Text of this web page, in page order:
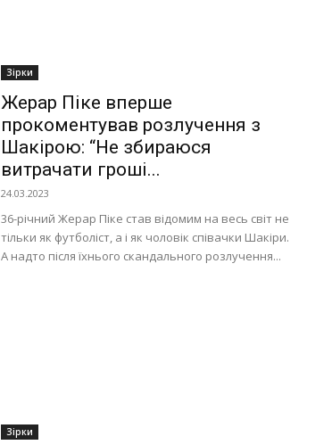
Зірки
Жерар Піке вперше
прокоментував розлучення з
Шакірою: “Не збираюся
витрачати гроші...
24.03.2023
36-річний Жерар Піке став відомим на весь світ не
тільки як футболіст, а і як чоловік співачки Шакіри.
А надто після їхнього скандального розлучення...
Зірки